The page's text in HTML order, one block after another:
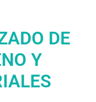
DE
Y